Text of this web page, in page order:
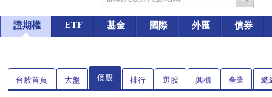
證期權 ETF 基金 國際 外匯 債券
台股首頁 大盤 個股 排行 選股 興櫃 產業 總